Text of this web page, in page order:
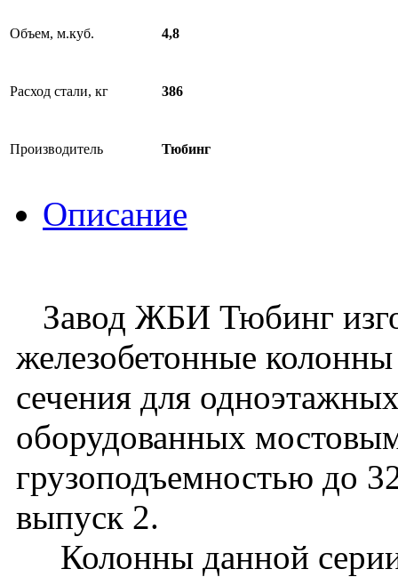
Объем, м.куб. 4,8
Расход стали, кг 386
Производитель Тюбинг
Описание
Завод ЖБИ Тюбинг
железобетонные
сечения для
оборудованных
грузоподъемностью до
выпуск 2.
Колонны данной